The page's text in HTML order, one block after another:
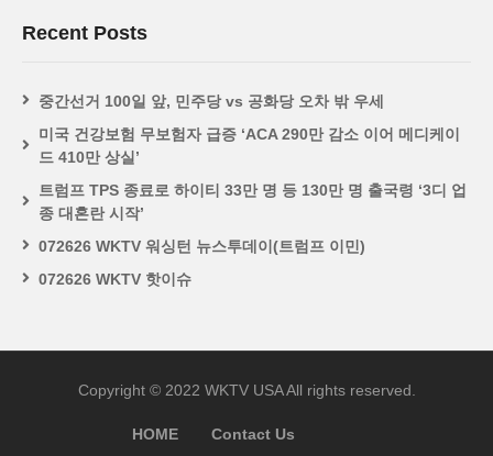
Recent Posts
중간선거 100일 앞, 민주당 vs 공화당 오차 밖 우세
미국 건강보험 무보험자 급증 ‘ACA 290만 감소 이어 메디케이
드 410만 상실’
트럼프 TPS 종료로 하이티 33만 명 등 130만 명 출국령 ‘3디 업
종 대혼란 시작’
072626 WKTV 워싱턴 뉴스투데이(트럼프 이민)
072626 WKTV 핫이슈
Copyright © 2022 WKTV USA All rights reserved.
HOME Contact Us